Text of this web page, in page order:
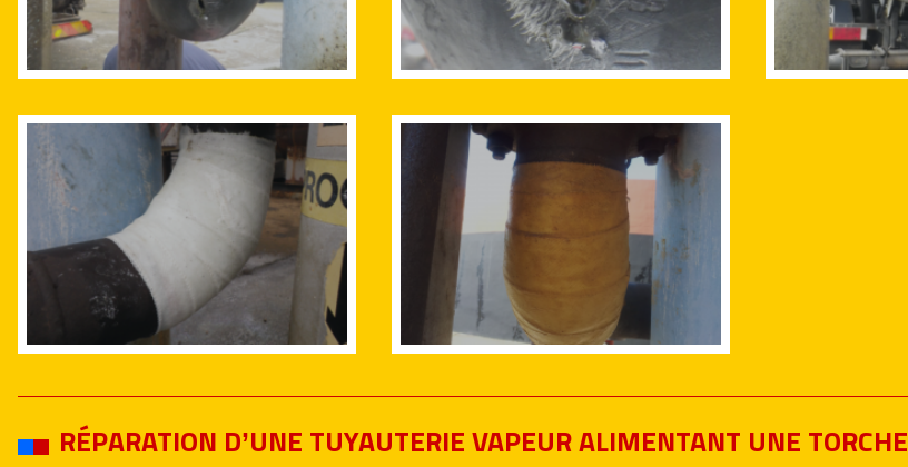
RÉPARATION D’UNE TUYAUTERIE VAPEUR ALIMENTANT UNE TORCHE